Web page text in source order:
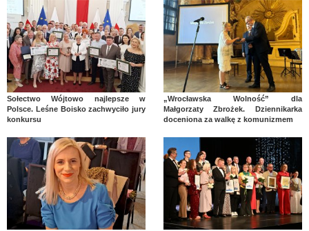
Sołectwo Wójtowo najlepsze w
Polsce. Leśne Boisko zachwyciło jury
konkursu
„Wrocławska Wolność” dla
Małgorzaty Zbrożek. Dziennikarka
doceniona za walkę z komunizmem